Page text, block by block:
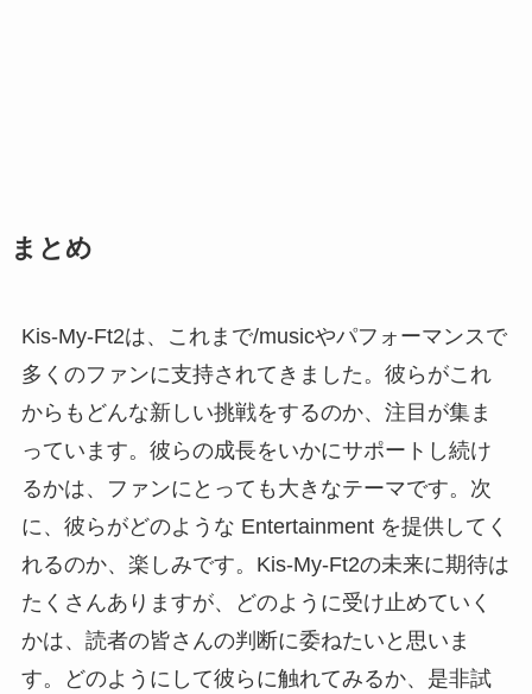
まとめ
Kis-My-Ft2は、これまで/musicやパフォーマンスで
多くのファンに支持されてきました。彼らがこれ
からもどんな新しい挑戦をするのか、注目が集ま
っています。彼らの成長をいかにサポートし続け
るかは、ファンにとっても大きなテーマです。次
に、彼らがどのような Entertainment を提供してく
れるのか、楽しみです。Kis-My-Ft2の未来に期待は
たくさんありますが、どのように受け止めていく
かは、読者の皆さんの判断に委ねたいと思いま
す。どのようにして彼らに触れてみるか、是非試